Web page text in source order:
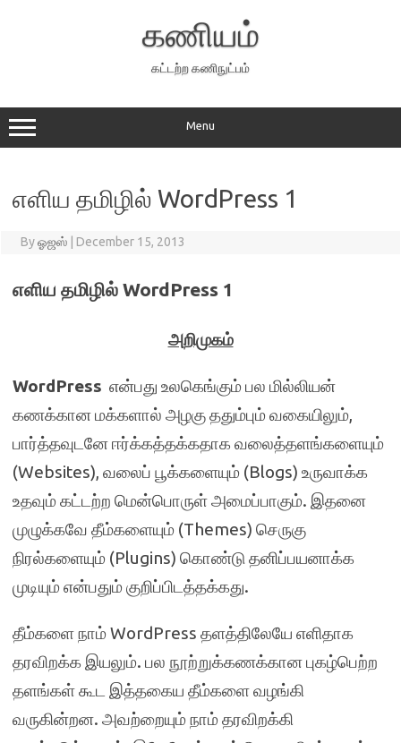
கணியம்
கட்டற்ற கணிநுட்பம்
Menu
எளிய தமிழில் WordPress 1
Byஓஜஸ் December 15, 2013
எளிய தமிழில் WordPress 1
அறிமுகம்
WordPress என்பது உலகெங்கும் பல மில்லியன்
கணக்கான மக்களால் அழகு ததும்பும் வகையிலும்,
பார்த்தவுடனே ஈர்க்கத்தக்கதாக வலைத்தளங்களையும்
(Websites), வலைப் பூக்களையும் (Blogs) உருவாக்க
உதவும் கட்டற்ற மென்பொருள் அமைப்பாகும். இதனை
முழுக்கவே தீம்களையும் (Themes) செருகு
நிரல்களையும் (Plugins) கொண்டு தனிப்பயனாக்க
முடியும் என்பதும் குறிப்பிடத்தக்கது.
தீம்களை நாம் WordPress தளத்திலேயே எளிதாக
தரவிறக்க இயலும். பல நூற்றுக்கணக்கான புகழ்பெற்ற
தளங்கள் கூட இத்தகைய தீம்களை வழங்கி
வருகின்றன. அவற்றையும் நாம் தரவிறக்கி